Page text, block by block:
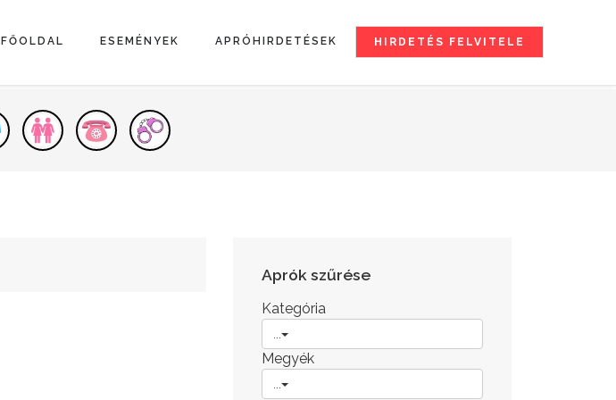
HIRDETÉS FELVITELE
FŐOLDAL ESEMÉNYEK APRÓHIRDETÉSEK
Aprók szűrése
Kategória
Megyék